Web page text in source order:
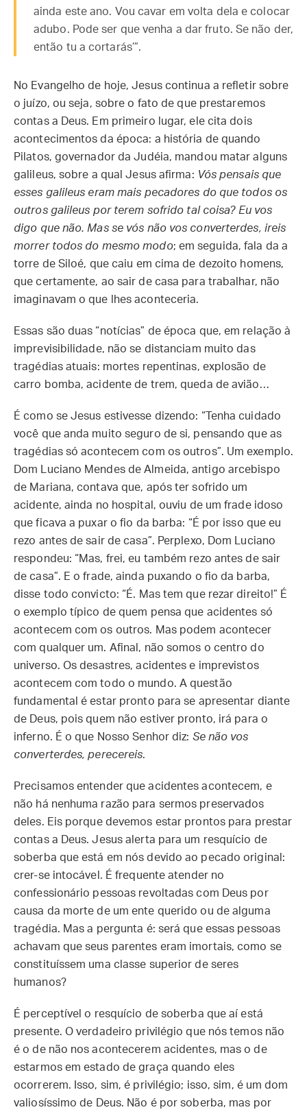
ainda este ano. Vou cavar em volta dela e colocar
adubo. Pode ser que venha a dar fruto. Se não der,
então tu a cortarás’”.
No Evangelho de hoje, Jesus continua a refletir sobre
o juízo, ou seja, sobre o fato de que prestaremos
contas a Deus. Em primeiro lugar, ele cita dois
acontecimentos da época: a história de quando
Pilatos, governador da Judéia, mandou matar alguns
galileus, sobre a qual Jesus afirma: Vós pensais que
esses galileus eram mais pecadores do que todos os
outros galileus por terem sofrido tal coisa? Eu vos
digo que não. Mas se vós não vos converterdes, ireis
morrer todos do mesmo modo; em seguida, fala da a
torre de Siloé, que caiu em cima de dezoito homens,
que certamente, ao sair de casa para trabalhar, não
imaginavam o que lhes aconteceria.
Essas são duas “notícias” de época que, em relação à
imprevisibilidade, não se distanciam muito das
tragédias atuais: mortes repentinas, explosão de
carro bomba, acidente de trem, queda de avião…
É como se Jesus estivesse dizendo: “Tenha cuidado
você que anda muito seguro de si, pensando que as
tragédias só acontecem com os outros”. Um exemplo.
Dom Luciano Mendes de Almeida, antigo arcebispo
de Mariana, contava que, após ter sofrido um
acidente, ainda no hospital, ouviu de um frade idoso
que ficava a puxar o fio da barba: “É por isso que eu
rezo antes de sair de casa”. Perplexo, Dom Luciano
respondeu: “Mas, frei, eu também rezo antes de sair
de casa”. E o frade, ainda puxando o fio da barba,
disse todo convicto: “É. Mas tem que rezar direito!” É
o exemplo típico de quem pensa que acidentes só
acontecem com os outros. Mas podem acontecer
com qualquer um. Afinal, não somos o centro do
universo. Os desastres, acidentes e imprevistos
acontecem com todo o mundo. A questão
fundamental é estar pronto para se apresentar diante
de Deus, pois quem não estiver pronto, irá para o
inferno. É o que Nosso Senhor diz: Se não vos
converterdes, perecereis.
Precisamos entender que acidentes acontecem, e
não há nenhuma razão para sermos preservados
deles. Eis porque devemos estar prontos para prestar
contas a Deus. Jesus alerta para um resquício de
soberba que está em nós devido ao pecado original:
crer-se intocável. É frequente atender no
confessionário pessoas revoltadas com Deus por
causa da morte de um ente querido ou de alguma
tragédia. Mas a pergunta é: será que essas pessoas
achavam que seus parentes eram imortais, como se
constituíssem uma classe superior de seres
humanos?
É perceptível o resquício de soberba que aí está
presente. O verdadeiro privilégio que nós temos não
é o de não nos acontecerem acidentes, mas o de
estarmos em estado de graça quando eles
ocorrerem. Isso, sim, é privilégio; isso, sim, é um dom
valiosíssimo de Deus. Não é por soberba, mas por